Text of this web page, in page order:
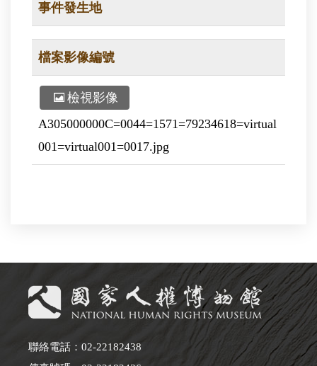
事件發生地
檔案影像編號
檢視影像
A305000000C=0044=1571=79234618=virtual
001=virtual001=0017.jpg
聯絡電話：02-22182438